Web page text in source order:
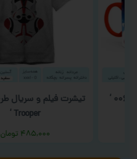
Trooper ‘
۴۸۵,۰۰۰ تومان